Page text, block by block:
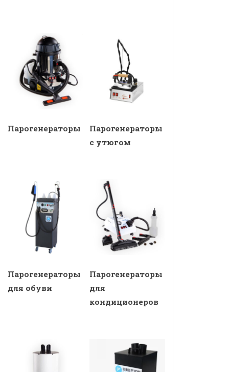
Парогенераторы
Парогенераторы
с утюгом
Парогенераторы
для обуви
Парогенераторы
для
кондиционеров